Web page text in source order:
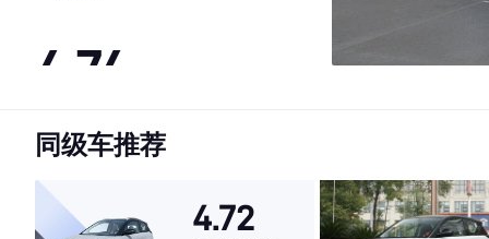
4.74
·外观表现较为优秀，优于83%同级车
·空间表现较为优秀，优于67%同级车
同级车推荐
4.72